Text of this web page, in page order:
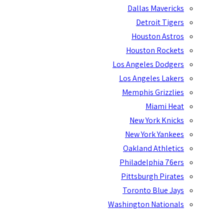
Dallas Mavericks
Detroit Tigers
Houston Astros
Houston Rockets
Los Angeles Dodgers
Los Angeles Lakers
Memphis Grizzlies
Miami Heat
New York Knicks
New York Yankees
Oakland Athletics
Philadelphia 76ers
Pittsburgh Pirates
Toronto Blue Jays
Washington Nationals